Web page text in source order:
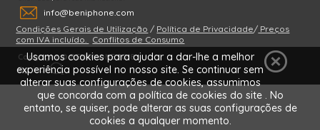
NÓS CONTACTAMOS
info@beniphone.com
Condições Gerais de Utilização / Política de Privacidade/ Preços
com IVA incluído. Conflitos de Consumo
Copyright © BENIPHONE 2018
By
Usamos cookies para ajudar a dar-lhe a melhor
experiência possível no nosso site. Se continuar sem
alterar suas configurações de cookies, assumimos
que concorda com a política de cookies do site . No
entanto, se quiser, pode alterar as suas configurações de
cookies a qualquer momento.